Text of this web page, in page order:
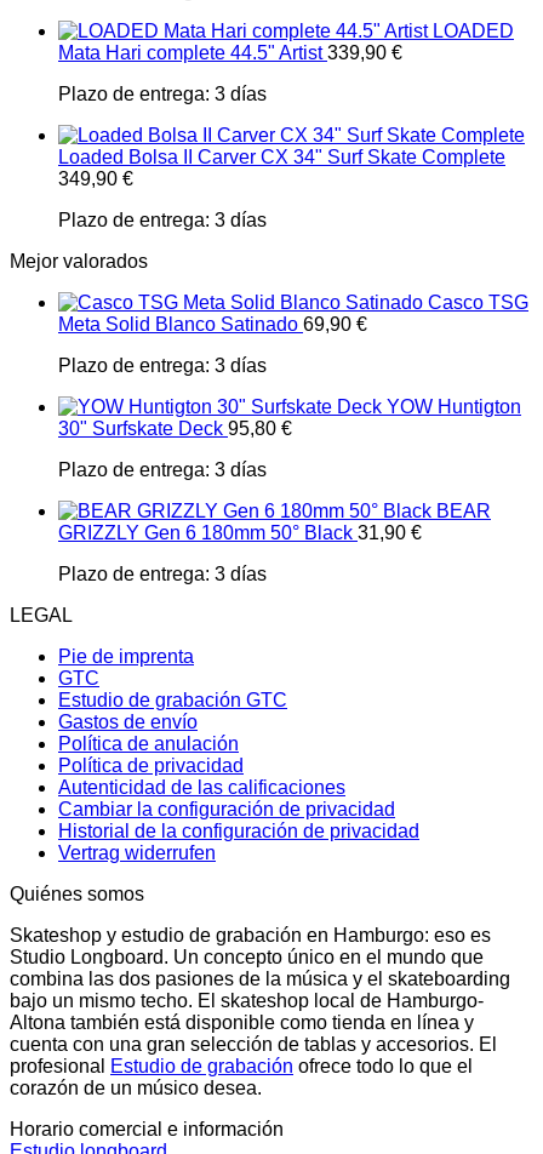
LOADED
Mata Hari complete 44.5" Artist 339,90 €
Plazo de entrega: 3 días
Loaded Bolsa II Carver CX 34" Surf Skate Complete
349,90 €
Plazo de entrega: 3 días
Mejor valorados
Casco TSG
Meta Solid Blanco Satinado 69,90 €
Plazo de entrega: 3 días
YOW Huntigton
30" Surfskate Deck 95,80 €
Plazo de entrega: 3 días
BEAR
GRIZZLY Gen 6 180mm 50° Black 31,90 €
Plazo de entrega: 3 días
LEGAL
Pie de imprenta
GTC
Estudio de grabación GTC
Gastos de envío
Política de anulación
Política de privacidad
Autenticidad de las calificaciones
Cambiar la configuración de privacidad
Historial de la configuración de privacidad
Vertrag widerrufen
Quiénes somos
Skateshop y estudio de grabación en Hamburgo: eso es
Studio Longboard. Un concepto único en el mundo que
combina las dos pasiones de la música y el skateboarding
bajo un mismo techo. El skateshop local de Hamburgo-
Altona también está disponible como tienda en línea y
cuenta con una gran selección de tablas y accesorios. El
profesional
Estudio de grabación ofrece todo lo que el
corazón de un músico desea.
Horario comercial e información